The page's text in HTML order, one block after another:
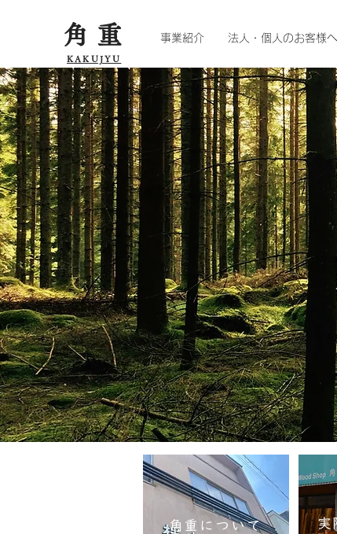
角重
KAKUJYU
事業紹介 法人・個人のお客様へ
角重について
実